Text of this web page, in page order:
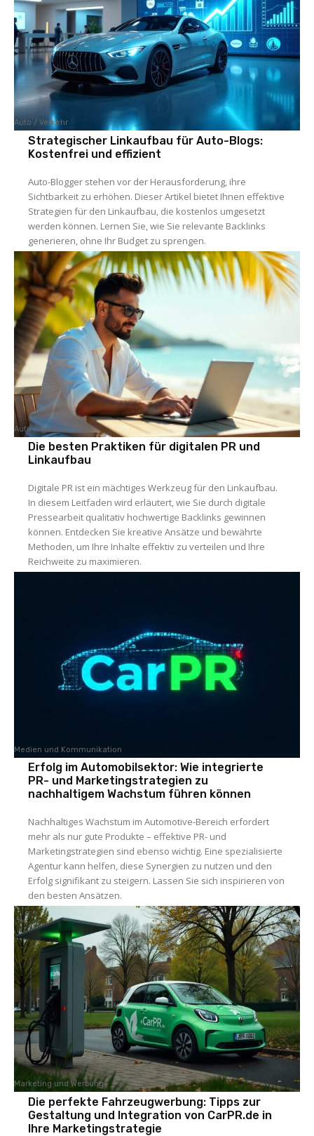
Auto / Verkehr
Strategischer Linkaufbau für Auto-Blogs:
Kostenfrei und effizient
Auto-Blogger stehen vor der Herausforderung, ihre
Sichtbarkeit zu erhöhen. Dieser Artikel bietet Ihnen effektive
Strategien für den Linkaufbau, die kostenlos umgesetzt
werden können. Lernen Sie, wie Sie relevante Backlinks
generieren, ohne Ihr Budget zu sprengen.
Auto / Verkehr
Die besten Praktiken für digitalen PR und
Linkaufbau
Digitale PR ist ein mächtiges Werkzeug für den Linkaufbau.
In diesem Leitfaden wird erläutert, wie Sie durch digitale
Pressearbeit qualitativ hochwertige Backlinks gewinnen
können. Entdecken Sie kreative Ansätze und bewährte
Methoden, um Ihre Inhalte effektiv zu verteilen und Ihre
Reichweite zu maximieren.
Medien und Kommunikation
Erfolg im Automobilsektor: Wie integrierte
PR- und Marketingstrategien zu
nachhaltigem Wachstum führen können
Nachhaltiges Wachstum im Automotive-Bereich erfordert
mehr als nur gute Produkte – effektive PR- und
Marketingstrategien sind ebenso wichtig. Eine spezialisierte
Agentur kann helfen, diese Synergien zu nutzen und den
Erfolg signifikant zu steigern. Lassen Sie sich inspirieren von
den besten Ansätzen.
Marketing und Werbung
Die perfekte Fahrzeugwerbung: Tipps zur
Gestaltung und Integration von CarPR.de in
Ihre Marketingstrategie